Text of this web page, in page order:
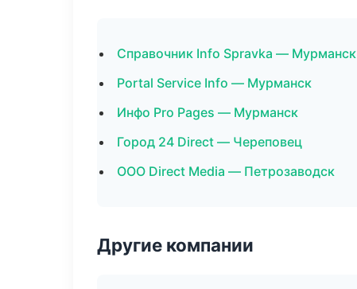
Справочник Info Spravka — Мурманск
Portal Service Info — Мурманск
Инфо Pro Pages — Мурманск
Город 24 Direct — Череповец
ООО Direct Media — Петрозаводск
Другие компании